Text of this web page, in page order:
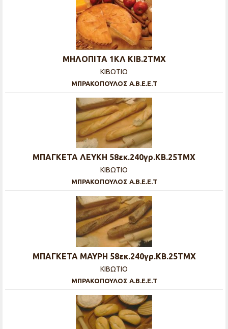
ΜΗΛΟΠΙΤΑ 1ΚΛ ΚΙΒ.2ΤΜΧ
ΚΙΒΩΤΙΟ
ΜΠΡΑΚΟΠΟΥΛΟΣ Α.Β.Ε.Ε.Τ
ΜΠΑΓΚΕΤΑ ΛΕΥΚΗ 58εκ.240γρ.ΚΒ.25ΤΜΧ
ΚΙΒΩΤΙΟ
ΜΠΡΑΚΟΠΟΥΛΟΣ Α.Β.Ε.Ε.Τ
ΜΠΑΓΚΕΤΑ ΜΑΥΡΗ 58εκ.240γρ.ΚΒ.25ΤΜΧ
ΚΙΒΩΤΙΟ
ΜΠΡΑΚΟΠΟΥΛΟΣ Α.Β.Ε.Ε.Τ